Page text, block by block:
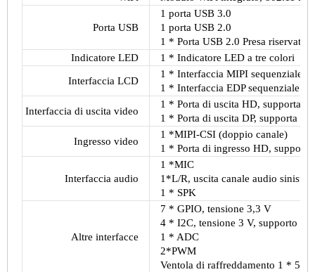
Porta USB
1 porta USB 3.0
1 porta USB 2.0
1 * Porta USB 2.0 Presa riservata
Indicatore LED
1 * Indicatore LED a tre colori
Interfaccia LCD
1 * Interfaccia MIPI sequenziale a
1 * Interfaccia EDP sequenziale a
Interfaccia di uscita video
1 * Porta di uscita HD, supporta
1 * Porta di uscita DP, supporta
Ingresso video
1 *MIPI-CSI (doppio canale)
1 * Porta di ingresso HD,
Interfaccia audio
1 *MIC
1*L/R, uscita canale audio
1 * SPK
Altre interfacce
7 * GPIO, tensione 3,3 V
4 * I2C, tensione 3 V, supporto
1 * ADC
2*PWM
Ventola di raffreddamento 1 * 5 V